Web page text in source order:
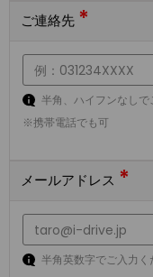
ご連絡先 *
半角、ハイフンなしで
※携帯電話でも可
メールアドレス *
半角英数字でご入力く